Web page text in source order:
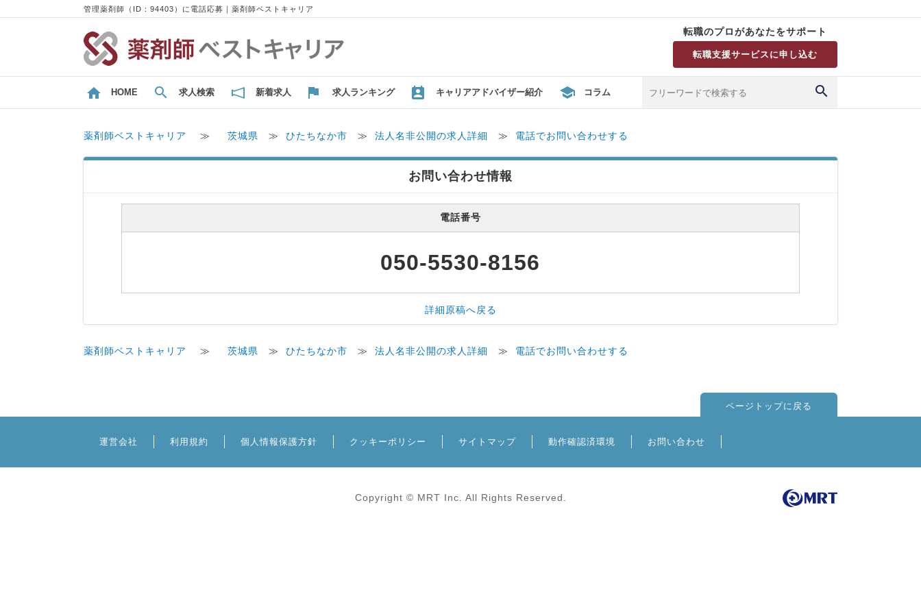
管理薬剤師（ID：94403）に電話応募｜薬剤師ベストキャリア
転職のプロがあなたをサポート
転職支援サービスに申し込む
HOME 求人検索 新着求人 求人ランキング キャリアアドバイザー紹介 コラム
薬剤師ベストキャリア ≫ 茨城県 ≫ ひたちなか市 ≫ 法人名非公開の求人詳細 ≫ 電話でお問い合わせする
お問い合わせ情報
電話番号
050-5530-8156
詳細原稿へ戻る
薬剤師ベストキャリア ≫ 茨城県 ≫ ひたちなか市 ≫ 法人名非公開の求人詳細 ≫ 電話でお問い合わせする
ページトップに戻る
運営会社 利用規約 個人情報保護方針 クッキーポリシー サイトマップ 動作確認済環境 お問い合わせ
Copyright © MRT Inc. All Rights Reserved.